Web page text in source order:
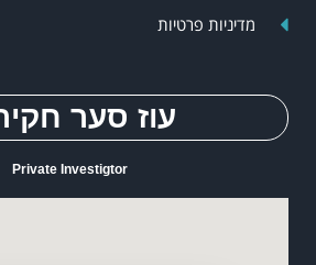
מדיניות פרטיות
עוז סער
Private Investigtor